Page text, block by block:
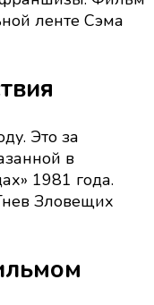
ленте Сэма
Это за
в
1981 года.
Зловещих